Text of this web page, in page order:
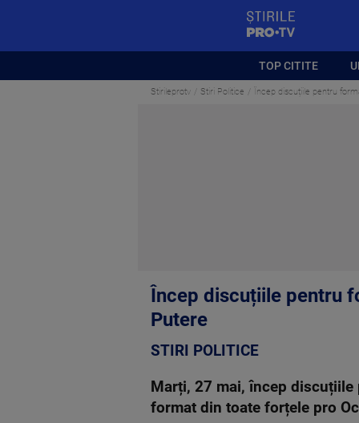
TOP CITITE
Stirileprotv Stiri Politice Încep discuțiile pentru
Încep discuțiile pentru
Putere
STIRI POLITICE
Marți, 27 mai, încep
format din toate forțele pro